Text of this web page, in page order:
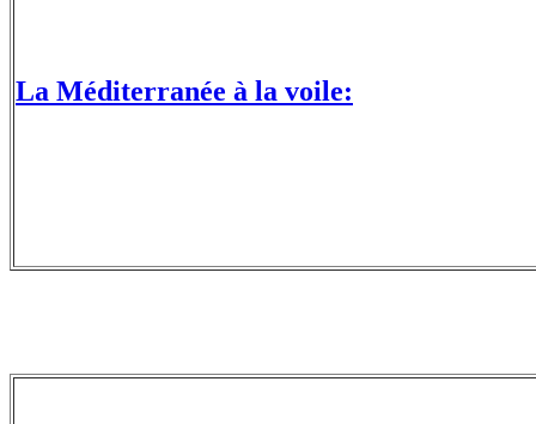
La Méditerranée à la voile: